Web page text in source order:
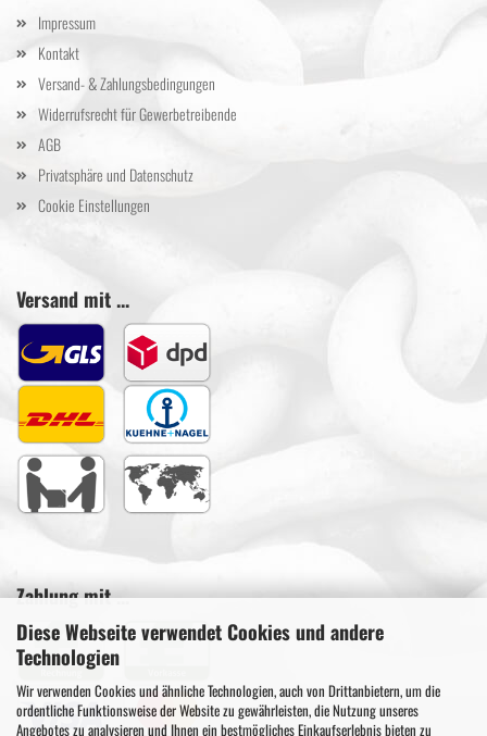
Diese Webseite verwendet Cookies und andere
Technologien
Wir verwenden Cookies und ähnliche Technologien, auch von Drittanbietern, um die
ordentliche Funktionsweise der Website zu gewährleisten, die Nutzung unseres
Angebotes zu analysieren und Ihnen ein bestmögliches Einkaufserlebnis bieten zu
Impressum
Kontakt
Versand- & Zahlungsbedingungen
Widerrufsrecht für Gewerbetreibende
AGB
Privatsphäre und Datenschutz
Cookie Einstellungen
Versand mit ...
Zahlung mit ...